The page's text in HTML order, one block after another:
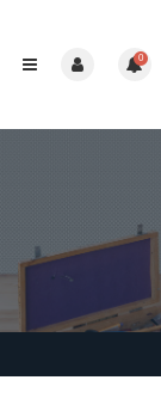
0